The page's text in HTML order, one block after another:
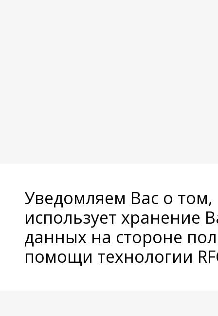
Уведомляем Вас о
использует хранение
данных на стороне
помощи технологии